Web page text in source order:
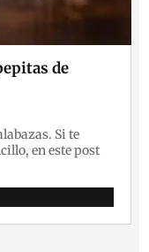
de
Si te
en este post